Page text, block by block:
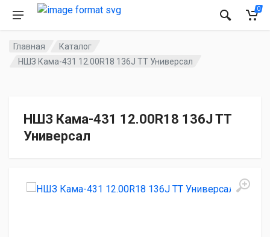
0
Главная
Каталог
НШЗ Кама-431 12.00R18 136J TT Универсал
НШЗ Кама-431 12.00R18 136J TT
Универсал